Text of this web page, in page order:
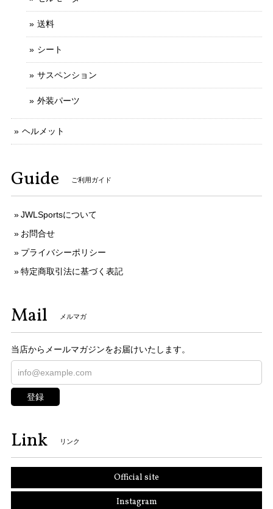
送料
シート
サスペンション
外装パーツ
ヘルメット
Guide ご利用ガイド
JWLSportsについて
お問合せ
プライバシーポリシー
特定商取引法に基づく表記
Mail メルマガ
当店からメールマガジンをお届けいたします。
登録
Link リンク
Official site
Instagram